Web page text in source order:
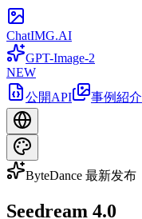
ChatIMG.AI
GPT-Image-2
NEW
公開API
事例紹介
ByteDance 最新发布
Seedream 4.0